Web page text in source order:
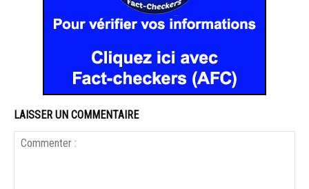
LAISSER UN COMMENTAIRE